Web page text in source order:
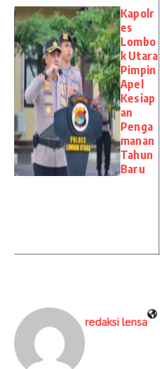
Kapolr
es
Lombo
k Utara
Pimpin
Apel
Kesiap
an
Penga
manan
Tahun
Baru
redaksi lensa